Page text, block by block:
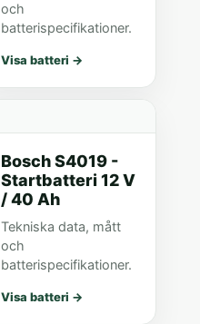
och
batterispecifikationer.
Visa batteri →
Bosch S4019 -
Startbatteri 12 V
/ 40 Ah
Tekniska data, mått
och
batterispecifikationer.
Visa batteri →